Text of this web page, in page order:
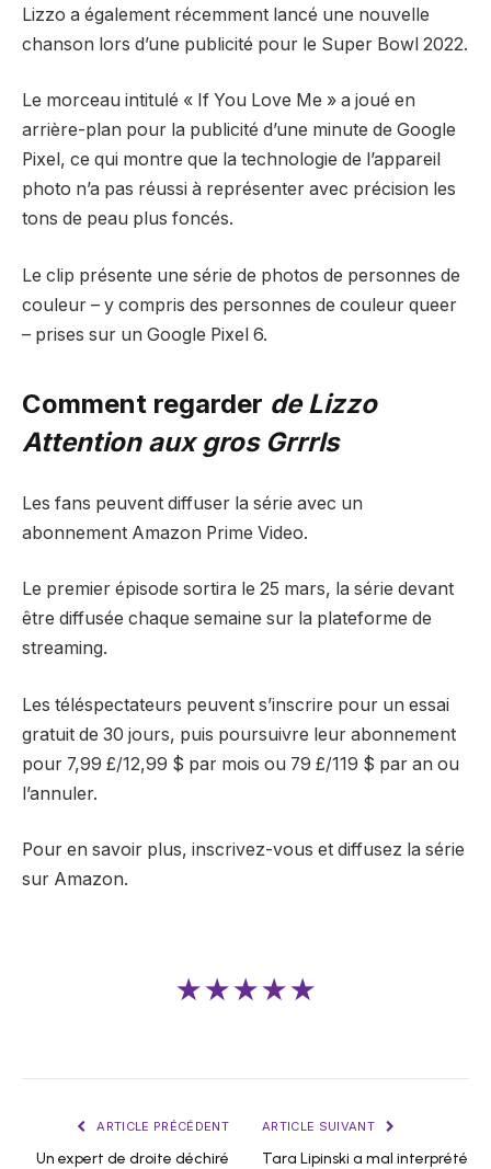
Lizzo a également récemment lancé une nouvelle
chanson lors d’une publicité pour le Super Bowl 2022.
Le morceau intitulé « If You Love Me » a joué en
arrière-plan pour la publicité d’une minute de Google
Pixel, ce qui montre que la technologie de l’appareil
photo n’a pas réussi à représenter avec précision les
tons de peau plus foncés.
Le clip présente une série de photos de personnes de
couleur – y compris des personnes de couleur queer
– prises sur un Google Pixel 6.
Comment regarder de Lizzo
Attention aux gros Grrrls
Les fans peuvent diffuser la série avec un
abonnement Amazon Prime Video.
Le premier épisode sortira le 25 mars, la série devant
être diffusée chaque semaine sur la plateforme de
streaming.
Les téléspectateurs peuvent s’inscrire pour un essai
gratuit de 30 jours, puis poursuivre leur abonnement
pour 7,99 £/12,99 $ par mois ou 79 £/119 $ par an ou
l’annuler.
Pour en savoir plus, inscrivez-vous et diffusez la série
sur Amazon.
★★★★★
ARTICLE PRÉCÉDENT
Un expert de droite déchiré
ARTICLE SUIVANT
Tara Lipinski a mal interprété